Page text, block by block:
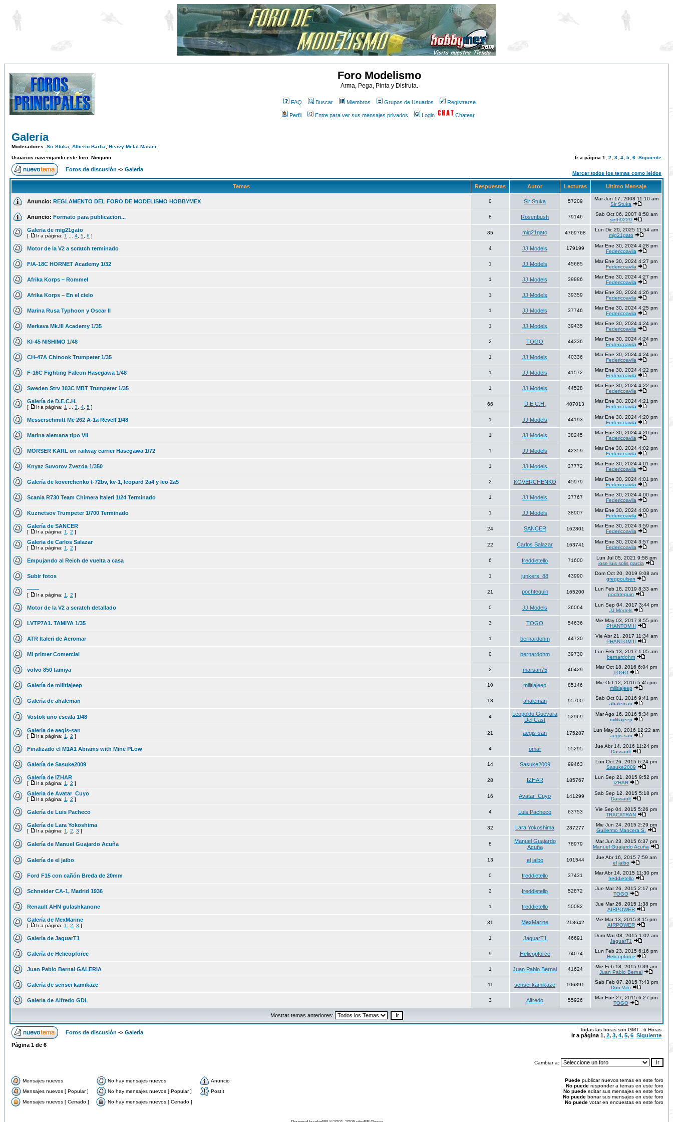
Foro Modelismo
Arma, Pega, Pinta y Disfruta.
FAQ Buscar Miembros Grupos de Usuarios Registrarse
Perfil Entre para ver sus mensajes privados Login Chatear
Galería
Moderadores: Sir Stuka Alberto Barba
Heavy Metal Master
Usuarios navengando este foro: Ninguno
Ir a página 1 2 3 4 5 6 Siguiente
Foros de discusión -> Galería
Marcar todos los temas como leidos
Temas Respuestas Autor Lecturas Ultimo Mensaje
Anuncio: REGLAMENTO DEL FORO DE MODELISMO HOBBYMEX 0 Sir Stuka 57209
Mar Jun 17, 2008 11:10 am
Sir Stuka
Anuncio: Formato para publicacion... 8 Rosenbush 79146
Sab Oct 06, 2007 8:58 am
seth9229
Galeria de mig21gato
[ Ir a página: 1 4 5 6 ]
85 mig21gato 4769768
Lun Dic 29, 2025 11:54 am
mig21gato
Motor de la V2 a scratch terminado 4 JJ Models 179199
Mar Ene 30, 2024 4:28 pm
Federicoavila
F/A-18C HORNET Academy 1/32 1 JJ Models 45685
Mar Ene 30, 2024 4:27 pm
Federicoavila
Afrika Korps – Rommel 1 JJ Models 39886
Mar Ene 30, 2024 4:27 pm
Federicoavila
Afrika Korps – En el cielo 1 JJ Models 39359
Mar Ene 30, 2024 4:26 pm
Federicoavila
Marina Rusa Typhoon y Oscar II 1 JJ Models 37746
Mar Ene 30, 2024 4:25 pm
Federicoavila
Merkava Mk.III Academy 1/35 1 JJ Models 39435
Mar Ene 30, 2024 4:24 pm
Federicoavila
KI-45 NISHIMO 1/48 2 TOGO 44336
Mar Ene 30, 2024 4:24 pm
Federicoavila
CH-47A Chinook Trumpeter 1/35 1 JJ Models 40336
Mar Ene 30, 2024 4:24 pm
Federicoavila
F-16C Fighting Falcon Hasegawa 1/48 1 JJ Models 41572
Mar Ene 30, 2024 4:22 pm
Federicoavila
Sweden Strv 103C MBT Trumpeter 1/35 1 JJ Models 44528
Mar Ene 30, 2024 4:22 pm
Federicoavila
Galería de D.E.C.H.
[ Ir a página: 1 3 4 5 ]
66 D.E.C.H. 407013
Mar Ene 30, 2024 4:21 pm
Federicoavila
Messerschmitt Me 262 A-1a Revell 1/48 1 JJ Models 44193
Mar Ene 30, 2024 4:20 pm
Federicoavila
Marina alemana tipo VII 1 JJ Models 38245
Mar Ene 30, 2024 4:20 pm
Federicoavila
MÖRSER KARL on railway carrier Hasegawa 1/72 1 JJ Models 42359
Mar Ene 30, 2024 4:02 pm
Federicoavila
Knyaz Suvorov Zvezda 1/350 1 JJ Models 37772
Mar Ene 30, 2024 4:01 pm
Federicoavila
Galería de koverchenko t-72bv, kv-1, leopard 2a4 y leo 2a5 2 KOVERCHENKO 45979
Mar Ene 30, 2024 4:01 pm
Federicoavila
Scania R730 Team Chimera Italeri 1/24 Terminado 1 JJ Models 37767
Mar Ene 30, 2024 4:00 pm
Federicoavila
Kuznetsov Trumpeter 1/700 Terminado 1 JJ Models 38907
Mar Ene 30, 2024 4:00 pm
Federicoavila
Galería de SANCER
[ Ir a página: 1 2 ]
24 SANCER 162801
Mar Ene 30, 2024 3:59 pm
Federicoavila
Galeria de Carlos Salazar
[ Ir a página: 1 2 ]
22 Carlos Salazar 163741
Mar Ene 30, 2024 3:57 pm
Federicoavila
Empujando al Reich de vuelta a casa 6 freddietello 71600
Lun Jul 05, 2021 9:58 pm
jose luis solis garcia
Subir fotos 1 junkers_88 43990
Dom Oct 20, 2019 9:08 am
gregpoulsen
------
[ Ir a página: 1 2 ]
21 pochtequin 165200
Lun Feb 18, 2019 8:33 am
pochtequin
Motor de la V2 a scratch detallado 0 JJ Models 36064
Lun Sep 04, 2017 3:44 pm
JJ Models
LVTP7A1. TAMIYA 1/35 3 TOGO 54636
Mie May 03, 2017 8:55 pm
PHANTOM II
ATR Italeri de Aeromar 1 bernardohm 44730
Vie Abr 21, 2017 11:34 am
PHANTOM II
Mi primer Comercial 0 bernardohm 39730
Lun Feb 13, 2017 1:05 am
bernardohm
volvo 850 tamiya 2 marsan75 46429
Mar Oct 18, 2016 6:04 pm
TOGO
Galería de militiajeep 10 militiajeep 85146
Mie Oct 12, 2016 5:45 pm
militiajeep
Galería de ahaleman 13 ahaleman 95700
Sab Oct 01, 2016 9:41 pm
ahaleman
Vostok uno escala 1/48 4
Leopoldo Guevara
Del Cast
52969
Mar Ago 16, 2016 5:34 pm
militiajeep
Galeria de aegis-san
[ Ir a página: 1 2 ]
21 aegis-san 175287
Lun May 30, 2016 12:22 am
aegis-san
Finalizado el M1A1 Abrams with Mine PLow 4 omar 55295
Jue Abr 14, 2016 11:24 pm
Dassault
Galería de Sasuke2009 14 Sasuke2009 99463
Lun Oct 26, 2015 6:24 pm
Sasuke2009
Galería de IZHAR
[ Ir a página: 1 2 ]
28 IZHAR 185767
Lun Sep 21, 2015 9:52 pm
IZHAR
Galeria de Avatar_Cuyo
[ Ir a página: 1 2 ]
16 Avatar_Cuyo 141299
Sab Sep 12, 2015 5:18 pm
Dassault
Galería de Luis Pacheco 4 Luis Pacheco 63753
Vie Sep 04, 2015 5:26 pm
TRACATRAN
Galería de Lara Yokoshima
[ Ir a página: 1 2 3 ]
32 Lara Yokoshima 287277
Mie Jun 24, 2015 2:29 pm
Guillermo Mancera S.
Galería de Manuel Guajardo Acuña 8
Manuel Guajardo
Acuña
78979
Mar Jun 23, 2015 6:37 pm
Manuel Guajardo Acuña
Galería de el jaibo 13 el jaibo 101544
Jue Abr 16, 2015 7:59 am
el jaibo
Ford F15 con cañón Breda de 20mm 0 freddietello 37431
Mar Abr 14, 2015 11:30 pm
freddietello
Schneider CA-1, Madrid 1936 2 freddietello 52872
Jue Mar 26, 2015 2:17 pm
TOGO
Renault AHN gulashkanone 1 freddietello 50082
Jue Mar 26, 2015 1:38 pm
AIRPOWER
Galería de MexMarine
[ Ir a página: 1 2 3 ]
31 MexMarine 218642
Vie Mar 13, 2015 8:15 pm
AIRPOWER
Galeria de JaguarT1 1 JaguarT1 46691
Dom Mar 08, 2015 1:02 am
JaguarT1
Galería de Helicopforce 9 Helicopforce 74074
Lun Feb 23, 2015 6:16 pm
Helicopforce
Juan Pablo Bernal GALERIA 1 Juan Pablo Bernal 41624
Mie Feb 18, 2015 9:39 am
Juan Pablo Bernal
Galería de sensei kamikaze 11 sensei kamikaze 106391
Sab Feb 07, 2015 7:43 pm
Don Vito
Galeria de Alfredo GDL 3 Alfredo 55926
Mar Ene 27, 2015 6:27 pm
TOGO
Mostrar temas anteriores:
Foros de discusión -> Galería Todas las horas son GMT - 6 Horas
Ir a página 1, 2, 3, 4, 5, 6 Siguiente
Página 1 de 6
Cambiar a:
Mensajes nuevos No hay mensajes nuevos
Anuncio
Mensajes nuevos [ Popular ]
No hay mensajes nuevos [ Popular ]
PostIt
Mensajes nuevos [ Cerrado ]
No hay mensajes nuevos [ Cerrado ]
Puede publicar nuevos temas en este foro
No puede responder a temas en este foro
No puede editar sus mensajes en este foro
No puede borrar sus mensajes en este foro
No puede votar en encuestas en este foro